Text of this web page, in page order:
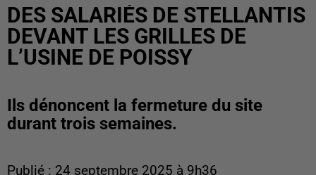
DES SALARIÉS DE STELLANTIS
DEVANT LES GRILLES DE
L’USINE DE POISSY
Ils dénoncent la fermeture du site
durant trois semaines.
Publié : 24 septembre 2025 à 9h36